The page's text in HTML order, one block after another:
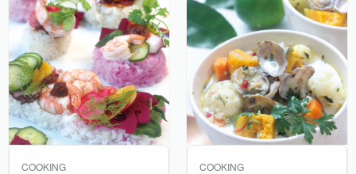
COOKING COOKING